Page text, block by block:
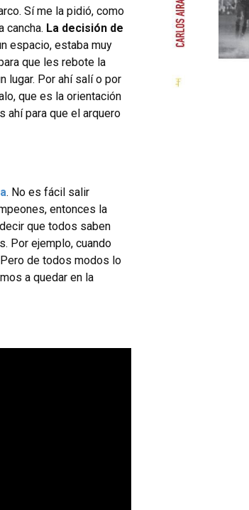
Sí me la pidió, como
cancha. La decisión de
espacio, estaba muy
que les rebote la
lugar. Por ahí salí o por
que es la orientación
ahí para que el arquero
. No es fácil salir
entonces la
que todos saben
Por ejemplo, cuando
de todos modos lo
a quedar en la